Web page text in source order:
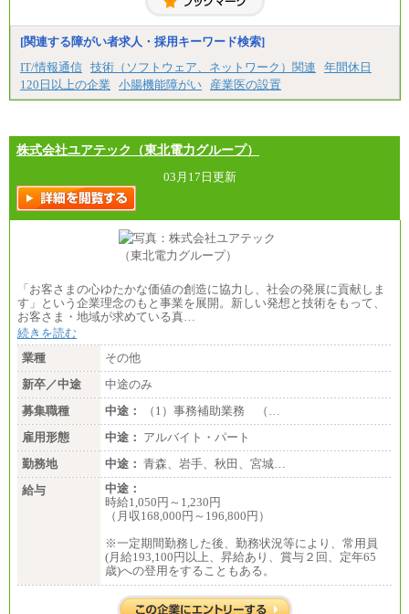
月給21万円以上～
※試用期間中の給与に変更はありません。
ます。
[関連する障がい者求人・採用キーワード検索]
IT/情報通信 技術（ソフトウェア、ネットワーク）関連
年間休日
120日以上の企業
小腸機能障がい 産業医の設置
株式会社ユアテック（東北電力グループ）
03月17日更新
「お客さまの心ゆたかな価値の創造に協力し、社会の発展に貢献しま
す」という企業理念のもと事業を展開。新しい発想と技術をもって、
お客さま・地域が求めている真…
続きを読む
業種
その他
新卒／中途
中途のみ
募集職種
中途：
（1）事務補助業務 （…
雇用形態
中途： アルバイト・パート
勤務地
中途： 青森、岩手、秋田、宮城…
給与
中途：
時給1,050円～1,230円
（月収168,000円～196,800円）
※一定期間勤務した後、勤務状況等により、常用員
(月給193,100円以上、昇給あり、賞与２回、定年65
歳)への登用をすることもある。